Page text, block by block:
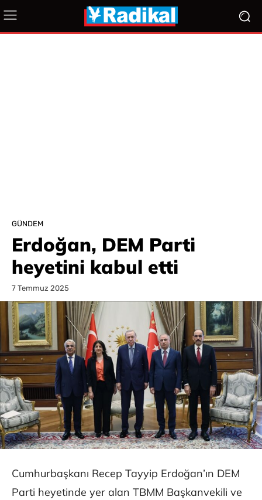
GÜNDEM
Erdoğan, DEM Parti
heyetini kabul etti
7 Temmuz 2025
Cumhurbaşkanı Recep Tayyip Erdoğan’ın DEM
Parti heyetinde yer alan TBMM Başkanvekili ve